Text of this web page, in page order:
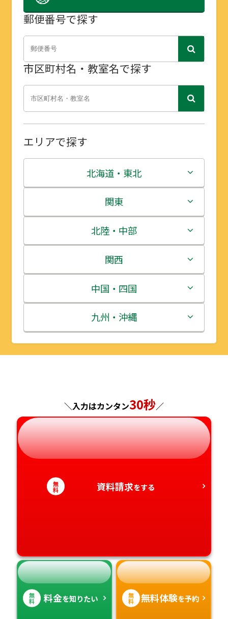
郵便番号で探す
市区町村名・教室名で探す
エリアで探す
北海道・東北
北海道
青森県
岩手県
宮城県
秋田県
山形県
関東
茨城県
栃木県
群馬県
埼玉県
千葉県
神奈川県
北陸・中部
新潟県
富山県
石川県
福井県
長野県
岐阜県
静岡県
愛知県
関西
三重県
滋賀県
京都府
兵庫県
奈良県
和歌山県
中国・四国
鳥取県
島根県
広島県
山口県
徳島県
香川県
九州・沖縄
福岡県
長崎県
熊本県
大分県
宮崎県
＼入力はカンタン30秒／
無
料 資料請求をする
無
料 料金を知りたい 無
料 無料体験を予約